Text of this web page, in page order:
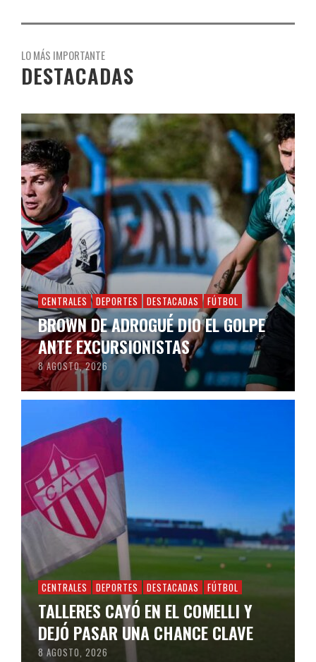
LO MÁS IMPORTANTE
DESTACADAS
CENTRALES DEPORTES DESTACADAS FÚTBOL
BROWN DE ADROGUÉ DIO EL GOLPE
ANTE EXCURSIONISTAS
8 AGOSTO, 2026
CENTRALES DEPORTES DESTACADAS FÚTBOL
TALLERES CAYÓ EN EL COMELLI Y
DEJÓ PASAR UNA CHANCE CLAVE
8 AGOSTO, 2026